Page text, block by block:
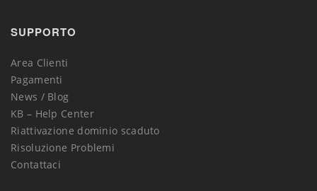
SUPPORTO
Area Clienti
Pagamenti
News / Blog
KB – Help Center
Riattivazione dominio scaduto
Risoluzione Problemi
Contattaci